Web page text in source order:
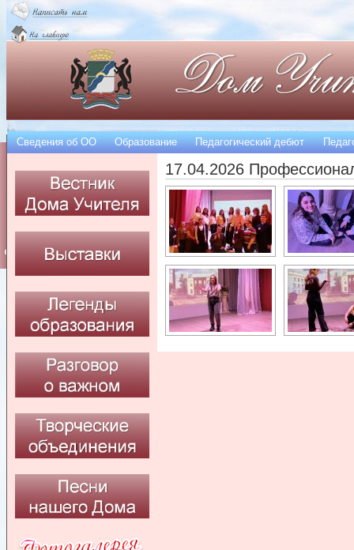
17.04.2026
Сведения об OO Образование Педагогический дебют